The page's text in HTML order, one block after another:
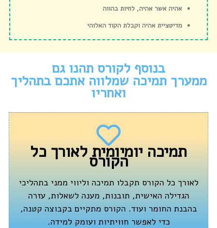
אהיה אשר אהיה, לחיות בהווה
מדיטציית אהיה וקבלת הקוד האלוהי
בנוסף לקורס תהנו גם
ממערך תמיכה שמלווה אתכם בתהליך
ואחריו
תמיכה יומיומית לאורך כל
הקורס
לאורך כל הקורס תקבלו תמיכה וליווי ממני בתהליכי
הגדילה האישית, תובנות, מענה לשאלות, עזרה
בהבנת החומר ועוד. הקורס מתקיים בקבוצה קטנה,
כדי לאפשר חוויתיות ועומק למידה.